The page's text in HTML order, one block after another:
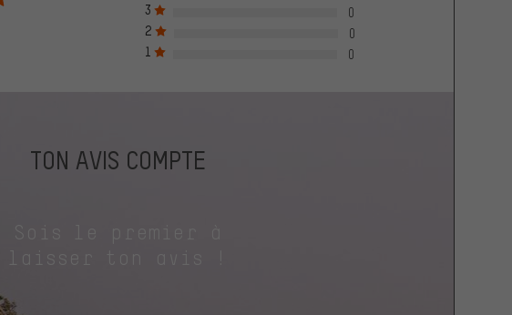
3
0
2
0
1
0
TON AVIS COMPTE
laisser ton avis !